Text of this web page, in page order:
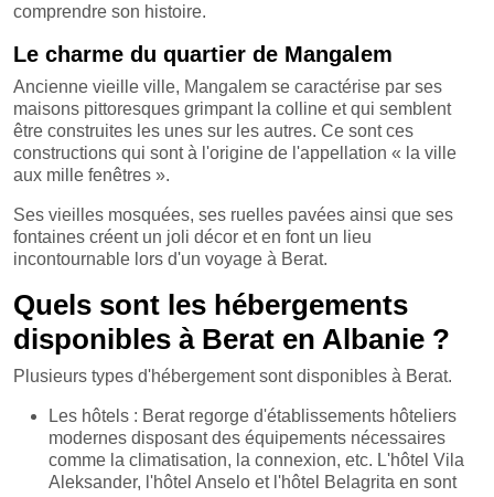
comprendre son histoire.
Le charme du quartier de Mangalem
Ancienne vieille ville, Mangalem se caractérise par ses
maisons pittoresques grimpant la colline et qui semblent
être construites les unes sur les autres. Ce sont ces
constructions qui sont à l'origine de l'appellation « la ville
aux mille fenêtres ».
Ses vieilles mosquées, ses ruelles pavées ainsi que ses
fontaines créent un joli décor et en font un lieu
incontournable lors d'un voyage à Berat.
Quels sont les hébergements
disponibles à Berat en Albanie ?
Plusieurs types d'hébergement sont disponibles à Berat.
Les hôtels : Berat regorge d'établissements hôteliers
modernes disposant des équipements nécessaires
comme la climatisation, la connexion, etc. L'hôtel Vila
Aleksander, l'hôtel Anselo et l'hôtel Belagrita en sont